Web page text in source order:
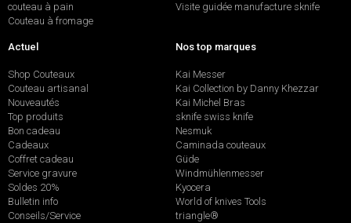
couteau à pain
Couteau à fromage
Visite guidée manufacture sknife
Actuel
Shop Couteaux
Couteau artisanal
Nouveautés
Top produits
Bon cadeau
Cadeaux
Coffret cadeau
Service gravure
Soldes 20%
Bulletin info
Conseils/Service
Nos top marques
Kai Messer
Kai Collection by Danny Khezzar
Kai Michel Bras
sknife swiss knife
Nesmuk
Caminada couteaux
Güde
Windmühlenmesser
Kyocera
World of knives Tools
triangle®